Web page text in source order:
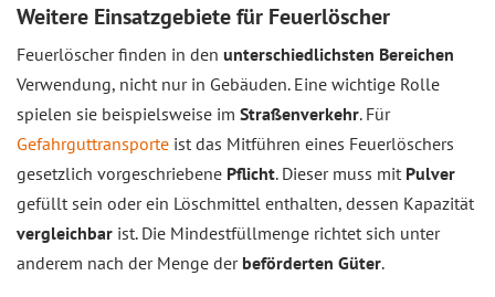
Weitere Einsatzgebiete für Feuerlöscher
Feuerlöscher finden in den unterschiedlichsten Bereichen
Verwendung, nicht nur in Gebäuden. Eine wichtige Rolle
spielen sie beispielsweise im Straßenverkehr. Für
Gefahrguttransporte ist das Mitführen eines Feuerlöschers
gesetzlich vorgeschriebene Pflicht. Dieser muss mit Pulver
gefüllt sein oder ein Löschmittel enthalten, dessen Kapazität
vergleichbar ist. Die Mindestfüllmenge richtet sich unter
anderem nach der Menge der beförderten Güter.